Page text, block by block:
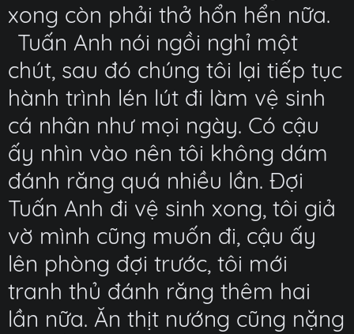
xong còn phải thở hổn hển nữa.
Tuấn Anh nói ngồi nghỉ một
chút, sau đó chúng tôi lại tiếp tục
hành trình lén lút đi làm vệ sinh
cá nhân như mọi ngày. Có cậu
ấy nhìn vào nên tôi không dám
đánh răng quá nhiều lần. Đợi
Tuấn Anh đi vệ sinh xong, tôi giả
vờ mình cũng muốn đi, cậu ấy
lên phòng đợi trước, tôi mới
tranh thủ đánh răng thêm hai
lần nữa. Ăn thịt nướng cũng nặng